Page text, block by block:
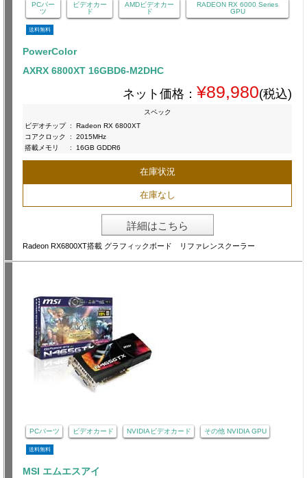
PCパー
ツ
ビデオカー
ド
AMDビデオカー
ド
RADEON RX 6000 Series
GPU
送料無料
PowerColor
AXRX 6800XT 16GBD6-M2DHC
ネット価格： ¥89,980(税込)
スペック
ビデオチップ :
Radeon RX 6800XT
コアクロック
:
2015MHz
搭載メモリ
: 16GB GDDR6
在庫状況
在庫なし
詳細はこちら
Radeon RX6800XT搭載 グラフィックボード リファレンスクーラー
PCパーツ ビデオカード NVIDIAビデオカード その他 NVIDIA GPU
送料無料
MSI エムエスアイ